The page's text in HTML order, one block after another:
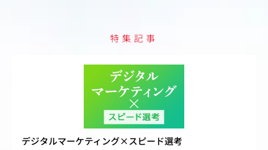
特集記事
デジタルマーケティング×スピード選考